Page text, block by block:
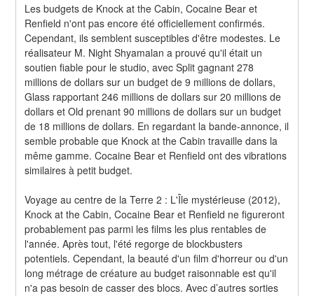
Les budgets de Knock at the Cabin, Cocaine Bear et
Renfield n'ont pas encore été officiellement confirmés.
Cependant, ils semblent susceptibles d'être modestes. Le
réalisateur M. Night Shyamalan a prouvé qu'il était un
soutien fiable pour le studio, avec Split gagnant 278
millions de dollars sur un budget de 9 millions de dollars,
Glass rapportant 246 millions de dollars sur 20 millions de
dollars et Old prenant 90 millions de dollars sur un budget
de 18 millions de dollars. En regardant la bande-annonce, il
semble probable que Knock at the Cabin travaille dans la
même gamme. Cocaine Bear et Renfield ont des vibrations
similaires à petit budget.
Voyage au centre de la Terre 2 : L'Île mystérieuse (2012),
Knock at the Cabin, Cocaine Bear et Renfield ne figureront
probablement pas parmi les films les plus rentables de
l'année. Après tout, l'été regorge de blockbusters
potentiels. Cependant, la beauté d'un film d'horreur ou d'un
long métrage de créature au budget raisonnable est qu'il
n'a pas besoin de casser des blocs. Avec d’autres sorties